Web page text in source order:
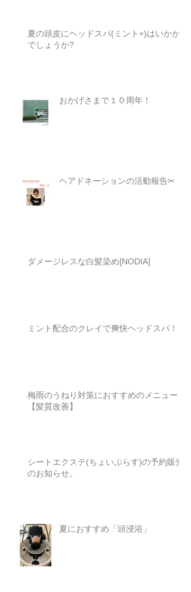
夏の頭皮にヘッドスパ(ミント+)はいかが
でしょうか?
おかげさまで１０周年！
ヘアドネーションの活動報告✂︎
ダメージレスな白髪染め[NODIA]
ミント配合のクレイで爽快ヘッドスパ！
梅雨のうねり対策におすすめのメニュー
【髪質改善】
シートエクステ(ちょいぷらす)の予約販売
のお知らせ。
夏におすすめ「頭浸浴」